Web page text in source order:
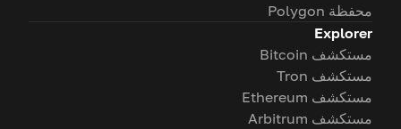
محفظة Polygon
Explorer
مستكشف Bitcoin
مستكشف Tron
مستكشف Ethereum
مستكشف Arbitrum